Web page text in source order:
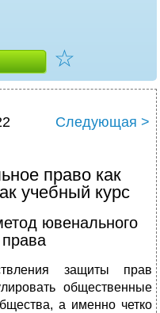
☆
Следующая >
право как
учебный курс
ювенального
права
защиты прав
общественные
а именно четко